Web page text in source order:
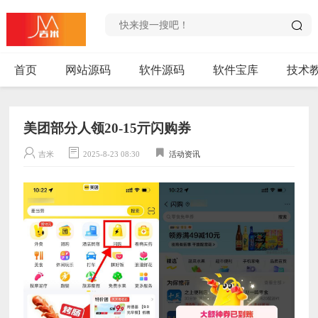
首页 网站源码 软件源码 软件宝库 技术
美团部分人领20-15亓闪购券
吉米 2025-8-23 08:30 活动资讯